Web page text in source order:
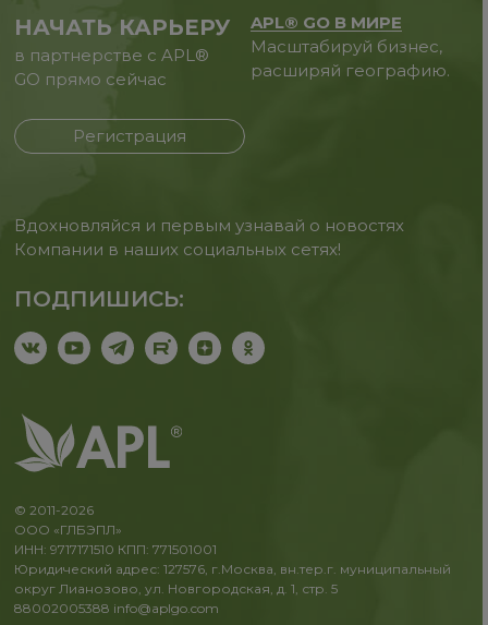
НАЧАТЬ КАРЬЕРУ
в партнерстве с APL®
GO прямо сейчас
Регистрация
APL® GO В МИРЕ
Масштабируй бизнес,
расширяй географию.
Вдохновляйся и первым узнавай о новостях
Компании в наших социальных сетях!
ПОДПИШИСЬ:
© 2011-2026
ООО «ГЛБЭПЛ»
ИНН: 9717171510 КПП: 771501001
Юридический адрес: 127576, г.Москва, вн.тер.г. муниципальный
округ Лианозово, ул. Новгородская, д. 1, стр. 5
88002005388 info@aplgo.com